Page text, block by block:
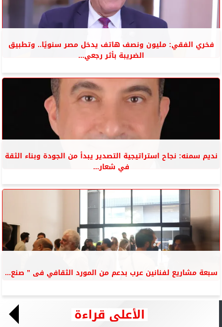
فخري الفقي: مليون ونصف هاتف يدخل مصر سنويًا.. وتطبيق
الضريبة بأثر رجعي...
نديم سمنه: نجاح استراتيجية التصدير يبدأ من الجودة وبناء الثقة
في شعار...
سبعة مشاريع لفنانين عرب بدعم من المورد الثقافي فى ” صنع...
الأعلى قراءة